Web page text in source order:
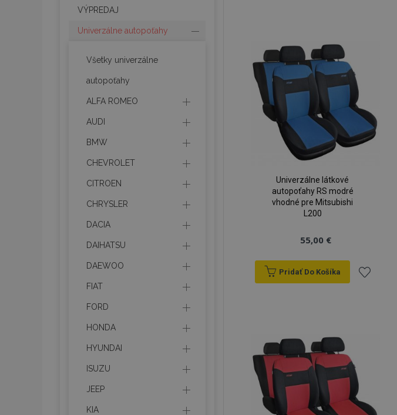
Univerzálne látkové
autopoťahy RS modré
vhodné pre Mitsubishi
L200
55,00 €
Pridať Do Košíka
prianí
VÝPREDAJ
Univerzálne autopoťahy
Všetky univerzálne
autopoťahy
ALFA ROMEO
AUDI
BMW
CHEVROLET
CITROEN
CHRYSLER
DACIA
DAIHATSU
DAEWOO
FIAT
FORD
HONDA
HYUNDAI
ISUZU
JEEP
KIA